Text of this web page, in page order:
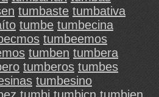
tumbaste tumbativa
tumbe tumbecina
tumbeemos
tumben tumbera
tumberos tumbes
tumbesino